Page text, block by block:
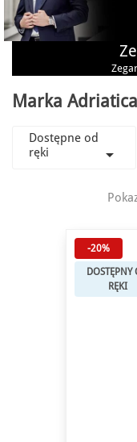
Marka
Dostępne od
ręki

-20%
DOSTĘPNY
RĘKI